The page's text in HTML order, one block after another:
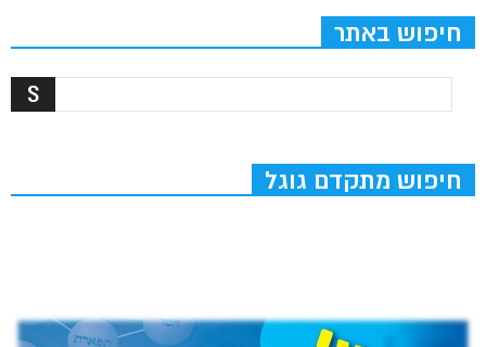
חיפוש באתר
חיפוש מתקדם גוגל